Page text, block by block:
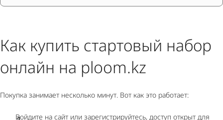
Как купить стартовый набор
онлайн на ploom.kz
Покупка занимает несколько минут. Вот как это работает:
Войдите на сайт или зарегистрируйтесь, доступ открыт для